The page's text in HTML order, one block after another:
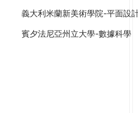
義大利米蘭新美術學院-平面設
賓夕法尼亞州立大學-數據科學